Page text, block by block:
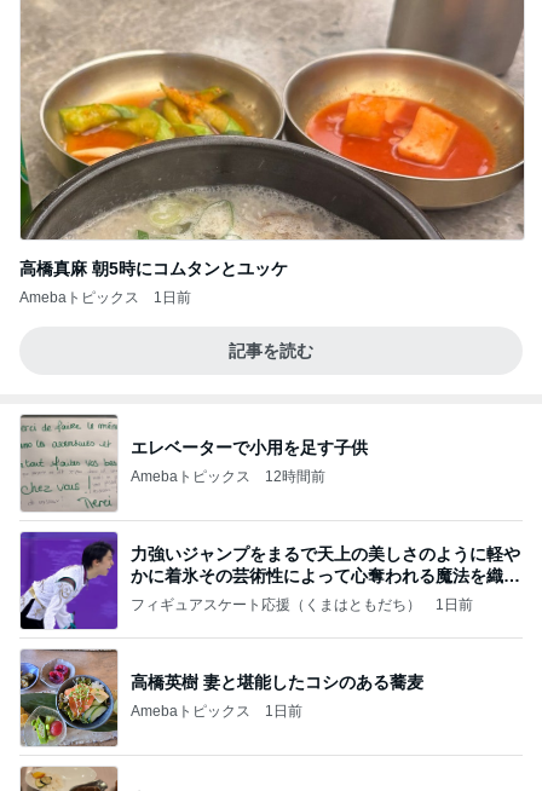
高橋真麻 朝5時にコムタンとユッケ
Amebaトピックス 1日前
記事を読む
エレベーターで小用を足す子供
Amebaトピックス 12時間前
力強いジャンプをまるで天上の美しさのように軽や
かに着氷その芸術性によって心奪われる魔法を織り
なす
フィギュアスケート応援（くまはともだち） 1日前
高橋英樹 妻と堪能したコシのある蕎麦
Amebaトピックス 1日前